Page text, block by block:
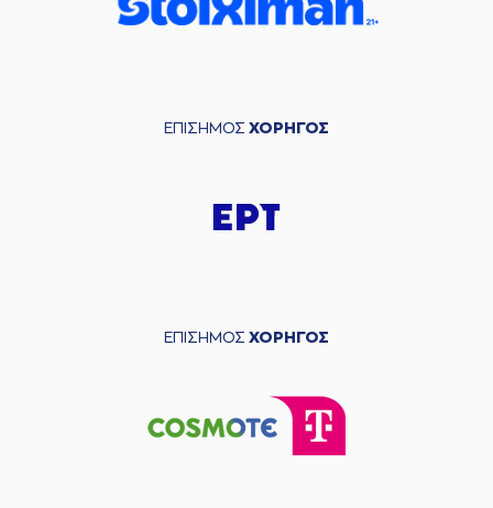
ΕΠΙΣΗΜΟΣ ΧΟΡΗΓΟΣ
ΕΠΙΣΗΜΟΣ ΧΟΡΗΓΟΣ